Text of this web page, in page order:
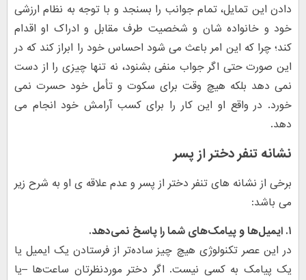
دادن این تمایل، تمام جوانب را بسنجد و با توجه به نظام ارزشی
خود و خانواده شان و شخصیت طرف مقابل و ادراک او اقدام
کند؛ چرا که این امر باعث می شود احساس خود را ابراز کند که در
این صورت حتی اگر جواب منفی بشنود، نه تنها چیزی را از دست
نمی دهد بلکه هیچ وقت برای سکوت و تأمل خود حسرت نمی
خورد. در واقع او این کار را برای کسب آرامش خود انجام می
دهد.
نشانه تنفر دختر از پسر
برخی از نشانه های تنفر دختر از پسر و عدم علاقه ی او به شرح زیر
می باشد:
۱. ایمیل‌ها و پیامک‌های شما را پاسخ نمی‌دهد.
در این عصر تکنولوژی هیچ چیز ساده‌تر از فرستادن یک ایمیل یا
یک پیامک به کسی نیست. اگر دختر موردنظرتان ساعت‌ها –یا